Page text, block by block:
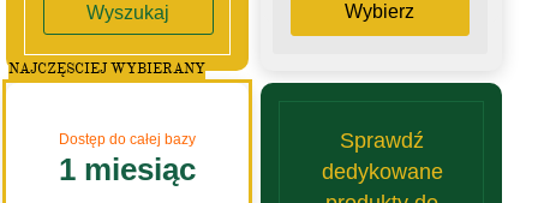
Wyszukaj Wybierz
Dostęp do całej bazy
1 miesiąc
NAJCZĘSCIEJ WYBIERANY
Sprawdź
dedykowane